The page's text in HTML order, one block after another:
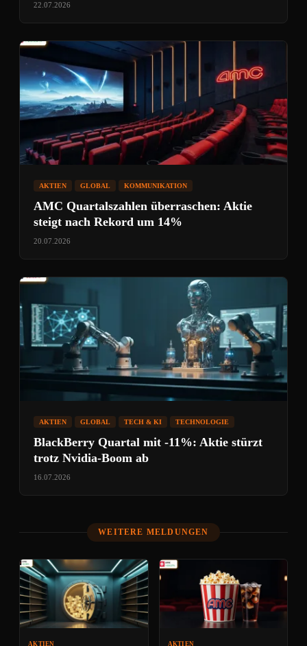
22.07.2026
AKTIEN GLOBAL KOMMUNIKATION
AMC Quartalszahlen überraschen: Aktie
steigt nach Rekord um 14%
20.07.2026
AKTIEN GLOBAL TECH & KI TECHNOLOGIE
BlackBerry Quartal mit -11%: Aktie stürzt
trotz Nvidia-Boom ab
16.07.2026
WEITERE MELDUNGEN
AKTIEN AKTIEN